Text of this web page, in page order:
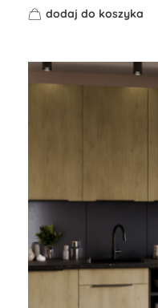
dodaj do koszyka